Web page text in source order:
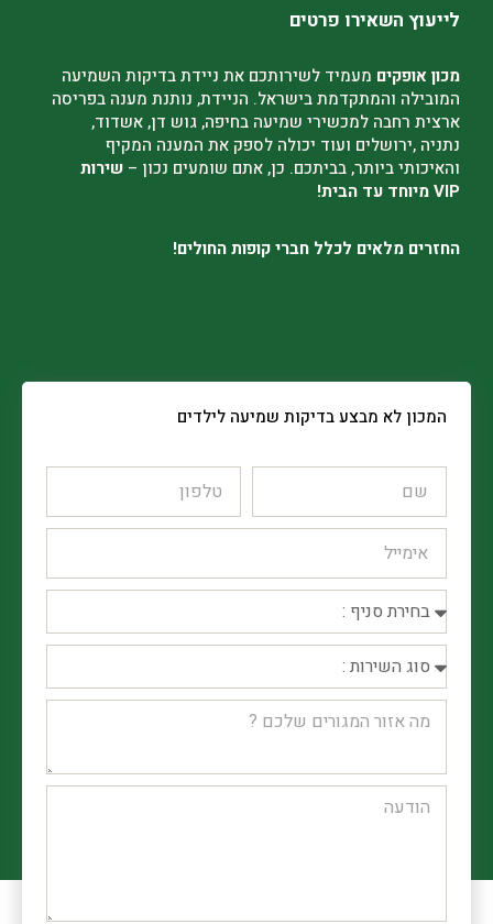
לייעוץ השאירו פרטים
מכון אופקים מעמיד לשירותכם את ניידת בדיקות השמיעה
המובילה והמתקדמת בישראל. הניידת, נותנת מענה בפריסה
ארצית רחבה למכשירי שמיעה בחיפה, גוש דן, אשדוד,
נתניה ,ירושלים ועוד יכולה לספק את המענה המקיף
והאיכותי ביותר, בביתכם. כן, אתם שומעים נכון – שירות
VIP מיוחד עד הבית!
החזרים מלאים לכלל חברי קופות החולים!
המכון לא מבצע בדיקות שמיעה לילדים